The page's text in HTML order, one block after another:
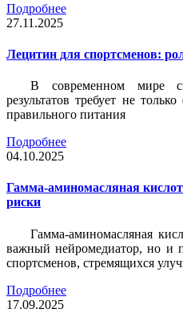
Подробнее
27.11.2025
Лецитин для спортсменов:
В современном мире
результатов требует не
правильного питания
Подробнее
04.10.2025
Гамма-аминомасляная
риски
Гамма-аминомасляная
важный нейромедиатор, но и
спортсменов, стремящихся
Подробнее
17.09.2025